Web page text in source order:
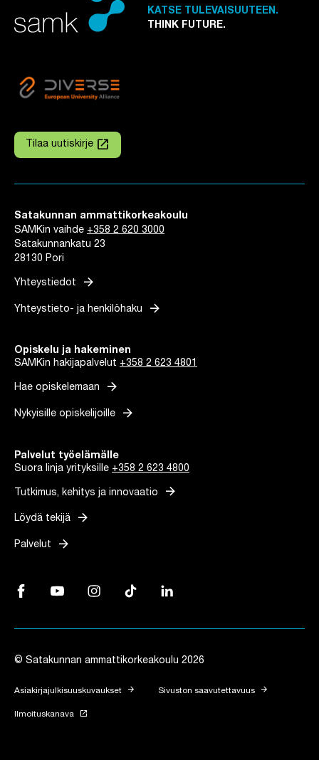
KATSE TULEVAISUUTEEN.
THINK FUTURE.
Tilaa uutiskirje
Linkki avautuu uuteen välilehteen
launch
Satakunnan ammattikorkeakoulu
SAMKin vaihde +358 2 620 3000
Satakunnankatu 23
28130 Pori
Yhteystiedot arrow_forward
Yhteystieto- ja henkilöhaku arrow_forward
Opiskelu ja hakeminen
SAMKin hakijapalvelut +358 2 623 4801
Hae opiskelemaan arrow_forward
Nykyisille opiskelijoille arrow_forward
Palvelut työelämälle
Suora linja yrityksille +358 2 623 4800
Tutkimus, kehitys ja innovaatio arrow_forward
Löydä tekijä arrow_forward
Palvelut arrow_forward
Facebook, Linkki avautuu uuteen välilehteen
YouTube, Linkki avautuu uuteen välilehteen
Instagram, Linkki avautuu uuteen välilehteen
TikTok, Linkki avautuu uuteen välilehteen
LinkedIn, Linkki avautuu uuteen
© Satakunnan ammattikorkeakoulu 2026
Asiakirjajulkisuuskuvaukset arrow_forward Sivuston saavutettavuus arrow_forward
Ilmoituskanava Linkki avautuu uuteen välilehteen
launch